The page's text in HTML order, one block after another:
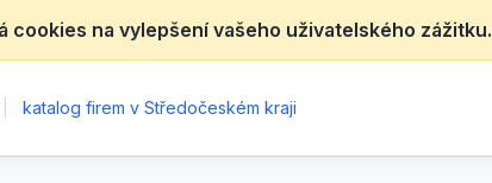
cookies na vylepšení vašeho uživatelského zážitku.
katalog firem v Středočeském kraji